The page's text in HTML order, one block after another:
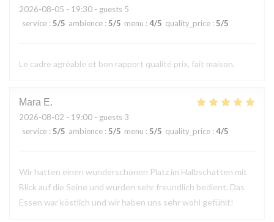
2026-08-05 - 19:30 - guests 5
service : 5/5 ambience : 5/5 menu : 4/5 quality_price : 5/5
Le cadre agréable et bon rapport qualité prix, fait maison.
Mara E
2026-08-02 - 19:00 - guests 3
service : 5/5 ambience : 5/5 menu : 5/5 quality_price : 4/5
Wir hatten einen wunderschönen Platz im Halbschatten mit
Blick auf die Seine und wurden sehr freundlich bedient. Das
Essen war köstlich und wir haben uns sehr wohl gefühlt!